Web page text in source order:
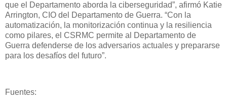
que el Departamento aborda la ciberseguridad”, afirmó Katie
Arrington, CIO del Departamento de Guerra. “Con la
automatización, la monitorización continua y la resiliencia
como pilares, el CSRMC permite al Departamento de
Guerra defenderse de los adversarios actuales y prepararse
para los desafíos del futuro”.
Fuentes: